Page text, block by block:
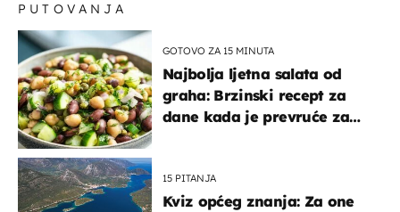
PUTOVANJA
GOTOVO ZA 15 MINUTA
Najbolja ljetna salata od
graha: Brzinski recept za
dane kada je prevruće za
15 PITANJA
Kviz općeg znanja: Za one